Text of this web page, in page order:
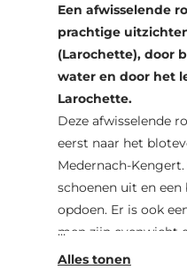
Een afwisselende
prachtige
(Larochette), door
water en door het
Larochette.
Deze afwisselende
eerst naar het
Medernach-
schoenen uit en
opdoen. Er is ook
men zijn evenwicht
testen. Later loopt